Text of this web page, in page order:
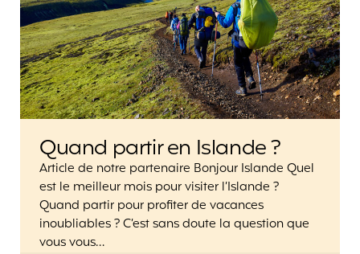
Quand partir en Islande ?
Article de notre partenaire Bonjour Islande Quel
est le meilleur mois pour visiter l’Islande ?
Quand partir pour profiter de vacances
inoubliables ? C’est sans doute la question que
vous vous…